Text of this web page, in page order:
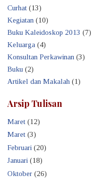
Curhat (13)
Kegiatan (10)
Buku Kaleidoskop 2013 (7)
Keluarga (4)
Konsultan Perkawinan (3)
Buku (2)
Artikel dan Makalah (1)
Arsip Tulisan
Maret (12)
Maret (3)
Februari (20)
Januari (18)
Oktober (26)